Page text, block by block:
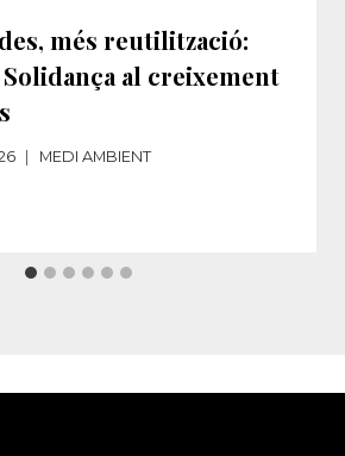
més reutilització:
al creixement
MEDI AMBIENT